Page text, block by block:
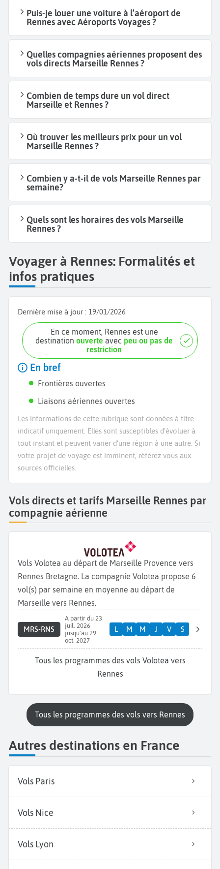
Puis-je louer une voiture à l’aéroport de
Rennes avec Aéroports Voyages ?
Quelles compagnies aériennes proposent des
vols directs Marseille Rennes ?
Combien de temps dure un vol direct
Marseille et Rennes ?
Où trouver les meilleurs prix pour un vol
Marseille Rennes ?
Combien y a-t-il de vols Marseille Rennes par
semaine?
Quels sont les horaires des vols Marseille
Rennes ?
Voyager à Rennes: Formalités et
infos pratiques
Dernière mise à jour : 19/01/2026
En ce moment, Rennes est une
destinationouverte avec peu ou pas de
restriction
En bref
Frontières ouvertes
Liaisons aériennes ouvertes
Les informations de cette rubrique sont données à titre
indicatif uniquement. Elles sont susceptibles d’évoluer à
tout instant et peuvent varier d’une région à une autre. Si
votre projet de voyage est imminent, référez vous aux
sources officielles.
Vols directs et tarifs Marseille Rennes par
compagnie aérienne
Vols Volotea au départ de Marseille Provence vers
Rennes Bretagne. La compagnie Volotea propose 6
vol(s) par semaine en moyenne au départ de
Marseille vers Rennes.
MRS-RNS
A partir du 23
juil. 2026
jusqu'au 29
oct. 2027
L M M J V S
Tous les programmes des vols Volotea vers
Rennes
Tous les programmes des vols vers Rennes
Autres destinations en France
Vols Paris
Vols Nice
Vols Lyon